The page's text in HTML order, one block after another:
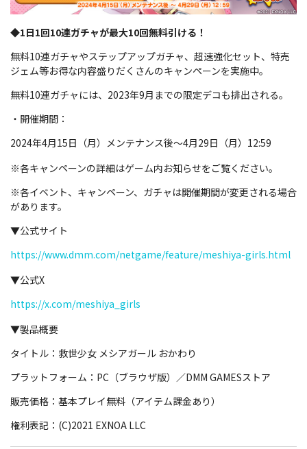
◆1日1回10連ガチャが最大10回無料引ける！
無料10連ガチャやステップアップガチャ、超速強化セット、特売
ジェム等お得な内容盛りだくさんのキャンペーンを実施中。
無料10連ガチャには、2023年9月までの限定デコも排出される。
・開催期間：
2024年4月15日（月）メンテナンス後～4月29日（月）12:59
※各キャンペーンの詳細はゲーム内お知らせをご覧ください。
※各イベント、キャンペーン、ガチャは開催期間が変更される場合
があります。
▼公式サイト
https://www.dmm.com/netgame/feature/meshiya-girls.html
▼公式X
https://x.com/meshiya_girls
▼製品概要
タイトル：救世少女 メシアガール おかわり
プラットフォーム：PC（ブラウザ版）／DMM GAMESストア
販売価格：基本プレイ無料（アイテム課金あり）
権利表記：(C)2021 EXNOA LLC